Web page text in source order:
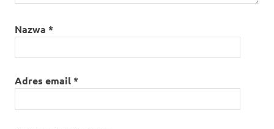
Nazwa *
Adres email*